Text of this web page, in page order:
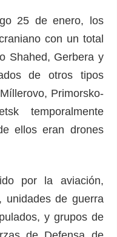
25 de enero, los
con un total
Shahed, Gerbera y
de otros tipos
Primorsko-
temporalmente
ellos eran drones
por la aviación,
unidades de guerra
y grupos de